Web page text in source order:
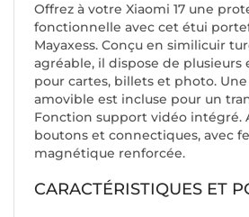
Offrez à votre Xiaomi 17 une
fonctionnelle avec cet étui
Mayaxess. Conçu en similicuir
agréable, il dispose de
pour cartes, billets et photo.
amovible est incluse pour un
Fonction support vidéo intégré.
boutons et connectiques, avec
magnétique renforcée.
CARACTÉRISTIQUES ET